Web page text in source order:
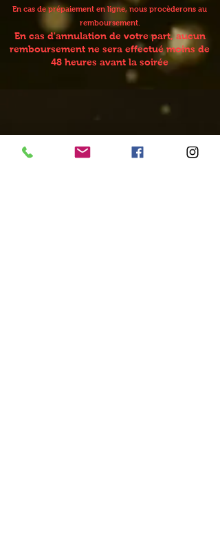
En cas de prépaiement en ligne, nous procèderons au
remboursement.
En cas d'annulation de votre part, aucun
remboursement ne sera effectué moins de
48 heures avant la soirée